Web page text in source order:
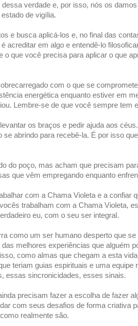
verdade e, por isso, nós os
de vigília.
e busca aplicá-los e, no final das
acreditar em algo e entendê-lo
o que você precisa para aplicar o que
com o que se
energética enquanto estiver em
Lembre-se de que você sempre tem
os braços e pedir ajuda aos
se abrindo para recebê-la. É por isso
do poço, mas acham que precisam
que vêm empregando enquanto
com a Chama Violeta e a confiar
trabalham com a Chama Violeta,
eu, com o seu ser integral.
como um ser humano desperto que
melhores experiências que alguém
como almas que chegam a esta
teriam guias espirituais e uma equipe
essas sincronicidades, esses sinais.
precisam fazer a escolha de fazer
com seus desafios de forma criativa
realmente são.